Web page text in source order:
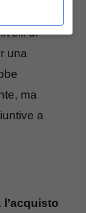
che ci
di
una
ma
a
l’acquisto